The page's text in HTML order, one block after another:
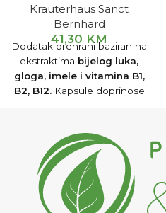
Krauterhaus Sanct
Bernhard
41,30 KM
Dodatak prehrani baziran na
ekstraktima bijelog luka,
gloga, imele i vitamina B1,
B2, B12.Kapsule doprinose
regulisanje krvnog pritiska.